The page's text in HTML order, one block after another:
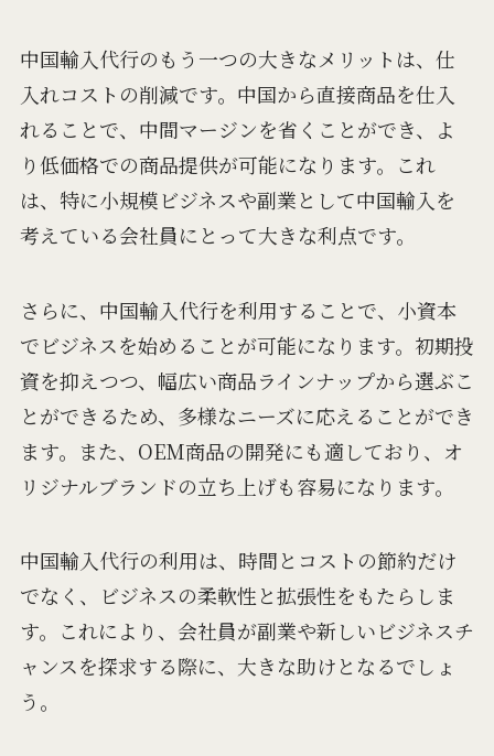
中国輸入代行のもう一つの大きなメリットは、仕
入れコストの削減です。中国から直接商品を仕入
れることで、中間マージンを省くことができ、よ
り低価格での商品提供が可能になります。これ
は、特に小規模ビジネスや副業として中国輸入を
考えている会社員にとって大きな利点です。
さらに、中国輸入代行を利用することで、小資本
でビジネスを始めることが可能になります。初期投
資を抑えつつ、幅広い商品ラインナップから選ぶこ
とができるため、多様なニーズに応えることができ
ます。また、OEM商品の開発にも適しており、オ
リジナルブランドの立ち上げも容易になります。
中国輸入代行の利用は、時間とコストの節約だけ
でなく、ビジネスの柔軟性と拡張性をもたらしま
す。これにより、会社員が副業や新しいビジネスチ
ャンスを探求する際に、大きな助けとなるでしょ
う。